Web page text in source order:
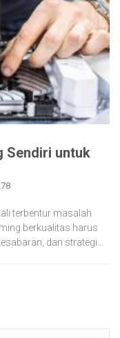
Sendiri untuk
terbentur masalah
berkualitas harus
dan strategi…